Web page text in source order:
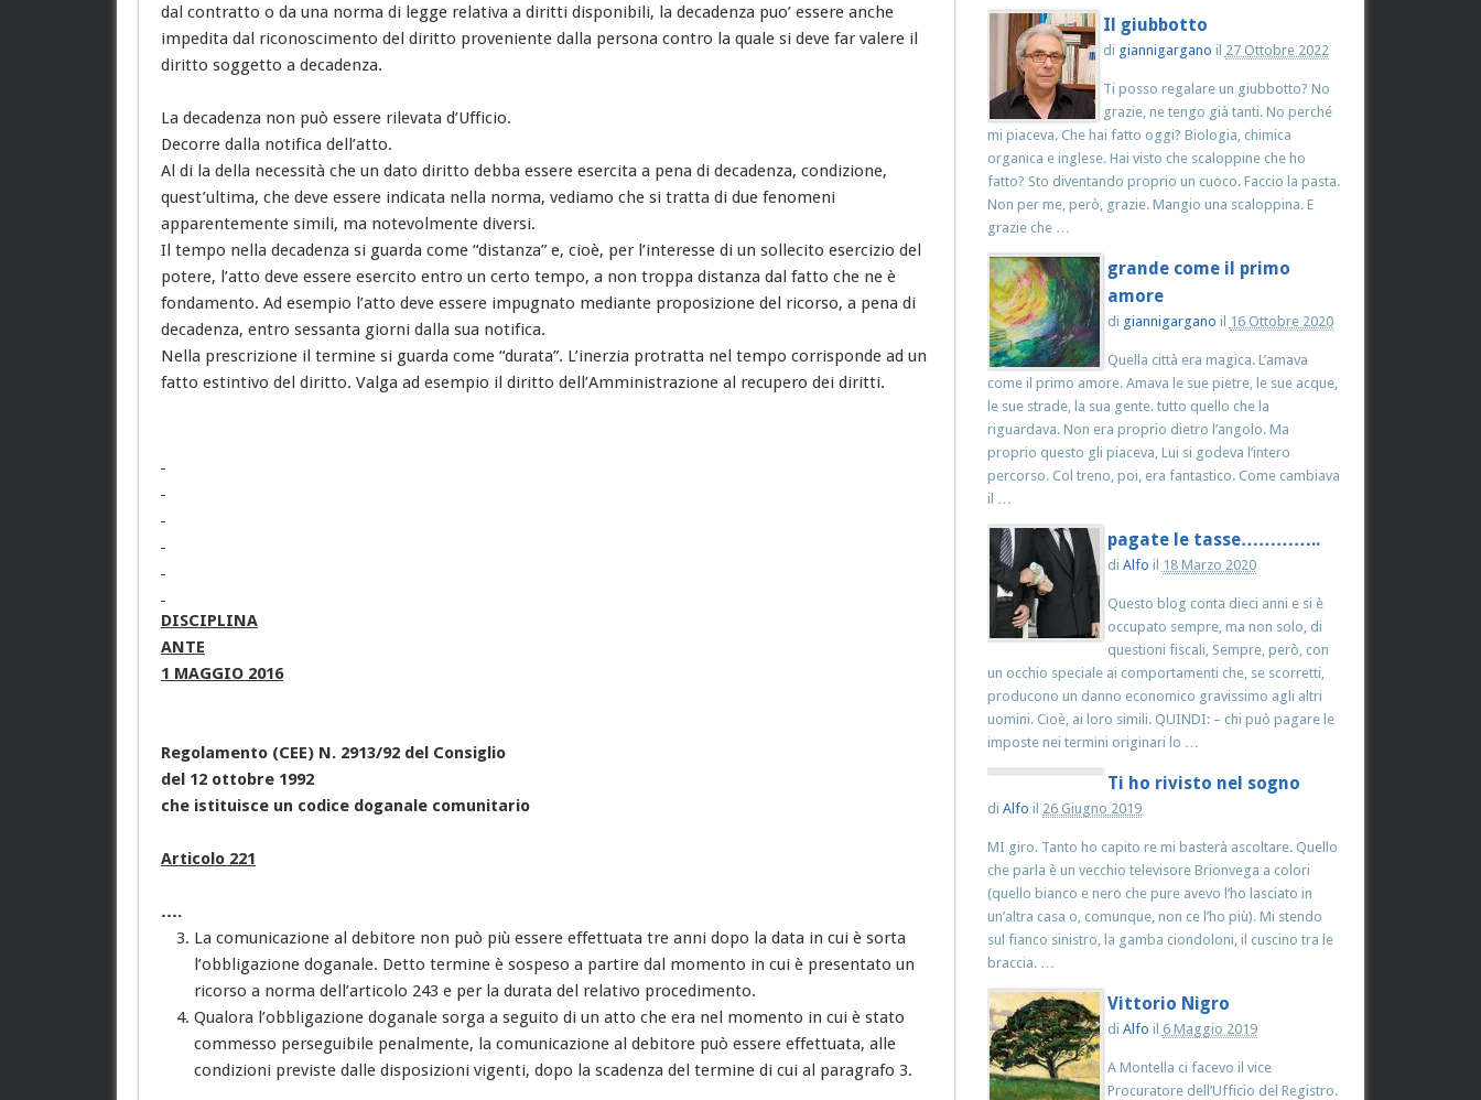
dal contratto o da una norma di legge relativa a diritti disponibili, la decadenza puo’ essere anche
impedita dal riconoscimento del diritto proveniente dalla persona contro la quale si deve far valere il
diritto soggetto a decadenza.
La decadenza non può essere rilevata d’Ufficio.
Decorre dalla notifica dell’atto.
Al di la della necessità che un dato diritto debba essere esercita a pena di decadenza, condizione,
quest’ultima, che deve essere indicata nella norma, vediamo che si tratta di due fenomeni
apparentemente simili, ma notevolmente diversi.
Il tempo nella decadenza si guarda come “distanza” e, cioè, per l’interesse di un sollecito esercizio del
potere, l’atto deve essere esercito entro un certo tempo, a non troppa distanza dal fatto che ne è
fondamento. Ad esempio l’atto deve essere impugnato mediante proposizione del ricorso, a pena di
decadenza, entro sessanta giorni dalla sua notifica.
Nella prescrizione il termine si guarda come “durata”. L’inerzia protratta nel tempo corrisponde ad un
fatto estintivo del diritto. Valga ad esempio il diritto dell’Amministrazione al recupero dei diritti.
DISCIPLINA
ANTE
1 MAGGIO 2016
Regolamento (CEE) N. 2913/92 del Consiglio
del 12 ottobre 1992
che istituisce un codice doganale comunitario
Articolo 221
….
La comunicazione al debitore non può più essere effettuata tre anni dopo la data in cui è sorta
l’obbligazione doganale. Detto termine è sospeso a partire dal momento in cui è presentato un
ricorso a norma dell’articolo 243 e per la durata del relativo procedimento.
Qualora l’obbligazione doganale sorga a seguito di un atto che era nel momento in cui è stato
commesso perseguibile penalmente, la comunicazione al debitore può essere effettuata, alle
condizioni previste dalle disposizioni vigenti, dopo la scadenza del termine di cui al paragrafo 3.
Il giubbotto
di giannigargano il 27 Ottobre 2022
Ti posso regalare un giubbotto? No
grazie, ne tengo già tanti. No perché
mi piaceva. Che hai fatto oggi? Biologia, chimica
organica e inglese. Hai visto che scaloppine che ho
fatto? Sto diventando proprio un cuoco. Faccio la pasta.
Non per me, però, grazie. Mangio una scaloppina. E
grazie che …
grande come il primo
amore
di giannigargano il 16 Ottobre 2020
Quella città era magica. L’amava
come il primo amore. Amava le sue pietre, le sue acque,
le sue strade, la sua gente. tutto quello che la
riguardava. Non era proprio dietro l’angolo. Ma
proprio questo gli piaceva, Lui si godeva l’intero
percorso. Col treno, poi, era fantastico. Come cambiava
il …
pagate le tasse…………..
di Alfo il 18 Marzo 2020
Questo blog conta dieci anni e si è
occupato sempre, ma non solo, di
questioni fiscali, Sempre, però, con
un occhio speciale ai comportamenti che, se scorretti,
producono un danno economico gravissimo agli altri
uomini. Cioè, ai loro simili. QUINDI: – chi può pagare le
imposte nei termini originari lo …
Ti ho rivisto nel sogno
diAlfo il 26 Giugno 2019
MI giro. Tanto ho capito re mi basterà ascoltare. Quello
che parla è un vecchio televisore Brionvega a colori
(quello bianco e nero che pure avevo l’ho lasciato in
un’altra casa o, comunque, non ce l’ho più). Mi stendo
sul fianco sinistro, la gamba ciondoloni, il cuscino tra le
braccia. …
Vittorio Nigro
di Alfo il 6 Maggio 2019
A Montella ci facevo il vice
Procuratore dell’Ufficio del Registro.